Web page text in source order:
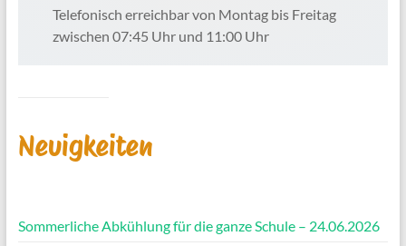
Telefonisch erreichbar von Montag bis Freitag
zwischen 07:45 Uhr und 11:00 Uhr
Neuigkeiten
Sommerliche Abkühlung für die ganze Schule – 24.06.2026